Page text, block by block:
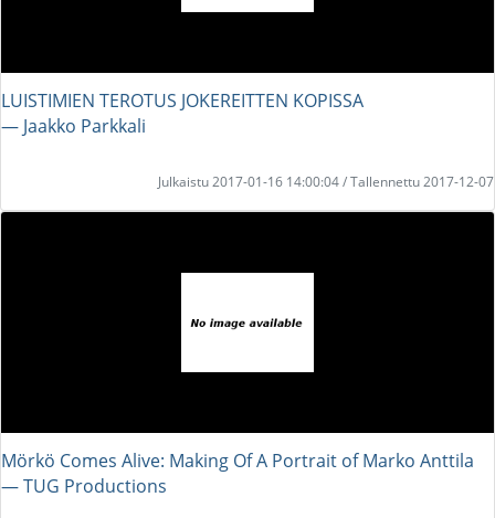
LUISTIMIEN TEROTUS JOKEREITTEN KOPISSA
― Jaakko Parkkali
Julkaistu 2017-01-16 14:00:04 / Tallennettu 2017-12-07
Mörkö Comes Alive: Making Of A Portrait of Marko Anttila
― TUG Productions